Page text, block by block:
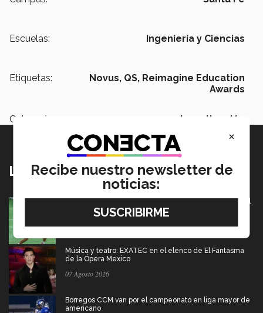
Escuelas: Ingeniería y Ciencias
Etiquetas: Novus, QS, Reimagine Education
Awards
Categoría: Investigación
Lo más nuevo
México va por pase olímpico en mundial de flag football
en Alemania
Música y teatro: EXATEC en el elenco de El Fantasma
de la Ópera Mexico
07 Agosto 2026
Borregos CCM van por el campeonato en liga mayor de
americano
×
Recibe nuestro newsletter de
noticias: